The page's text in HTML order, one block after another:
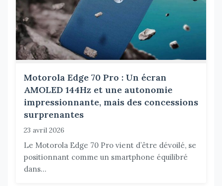
Motorola Edge 70 Pro : Un écran
AMOLED 144Hz et une autonomie
impressionnante, mais des concessions
surprenantes
23 avril 2026
Le Motorola Edge 70 Pro vient d’être dévoilé, se
positionnant comme un smartphone équilibré
dans...